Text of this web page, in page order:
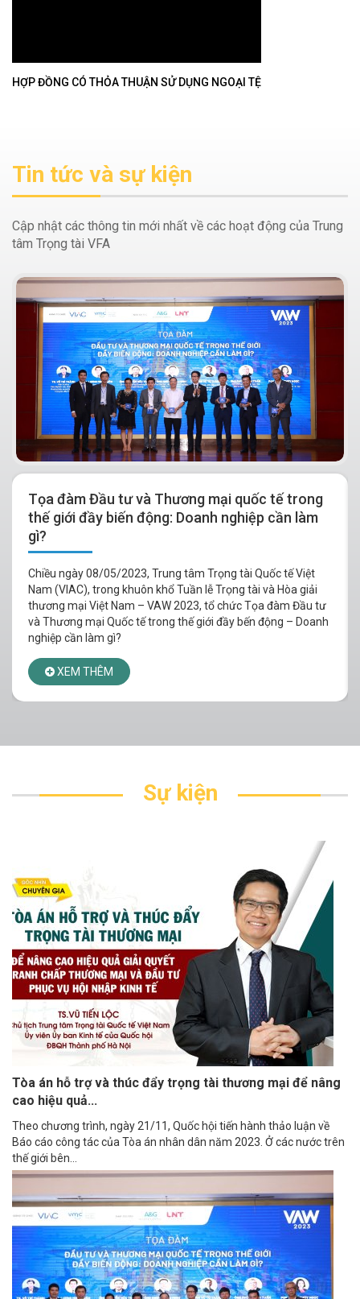
HỢP ĐỒNG CÓ THỎA THUẬN SỬ DỤNG NGOẠI TỆ
Tin tức và sự kiện
Cập nhật các thông tin mới nhất về các hoạt động của Trung
tâm Trọng tài VFA
Tọa đàm Đầu tư và Thương mại quốc tế trong
thế giới đầy biến động: Doanh nghiệp cần làm
gì?
Chiều ngày 08/05/2023, Trung tâm Trọng tài Quốc tế Việt
Nam (VIAC), trong khuôn khổ Tuần lễ Trọng tài và Hòa giải
thương mại Việt Nam – VAW 2023, tổ chức Tọa đàm Đầu tư
và Thương mại Quốc tế trong thế giới đầy bến động – Doanh
nghiệp cần làm gì?
XEM THÊM
Sự kiện
Tòa án hỗ trợ và thúc đẩy trọng tài thương mại để nâng
cao hiệu quả...
Theo chương trình, ngày 21/11, Quốc hội tiến hành thảo luận về
Báo cáo công tác của Tòa án nhân dân năm 2023. Ở các nước trên
thế giới bên...